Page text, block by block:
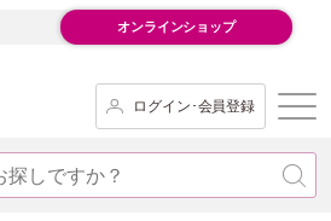
オンラインショップ
ログイン･会員登録